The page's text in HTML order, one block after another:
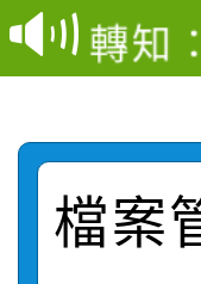
結果(
學年
結果(
轉知
賽及
賽實
轉知
比賽
轉知
動辦
轉知
檔案